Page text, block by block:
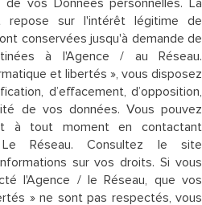
vos Données personnelles. La
repose sur l'intérêt légitime de
conservées jusqu'à demande de
à l'Agence / au Réseau.
et libertés », vous disposez
d’effacement, d’opposition,
de vos données. Vous pouvez
à tout moment en contactant
Réseau. Consultez le site
sur vos droits. Si vous
l'Agence / le Réseau, que vos
» ne sont pas respectés, vous